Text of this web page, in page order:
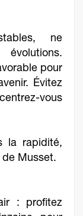
ne
pour
Évitez
vous
la rapidité,
Musset.
: profitez